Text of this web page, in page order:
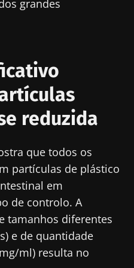
grandes
reduzida
que todos os
partículas de plástico
em
de controlo. A
tamanhos diferentes
e de quantidade
ml) resulta no
profissionais de
da Microbiota e
e o "HCP
atualizado com as
microbiota.
Microbiota e
e o "HCP
atualizado com as
microbiota.
para receber mais
gerais de utilização